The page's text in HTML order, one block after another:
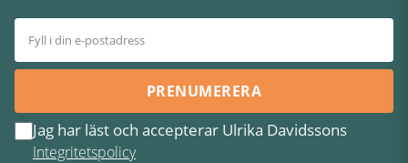
PRENUMERERA
Jag har läst och accepterar Ulrika Davidssons
Integritetspolicy